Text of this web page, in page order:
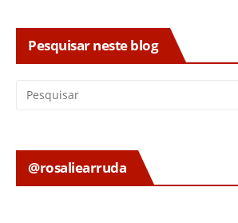
Pesquisar neste blog
@rosaliearruda